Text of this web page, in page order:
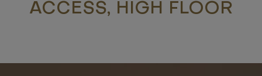
ACCESS, HIGH FLOOR